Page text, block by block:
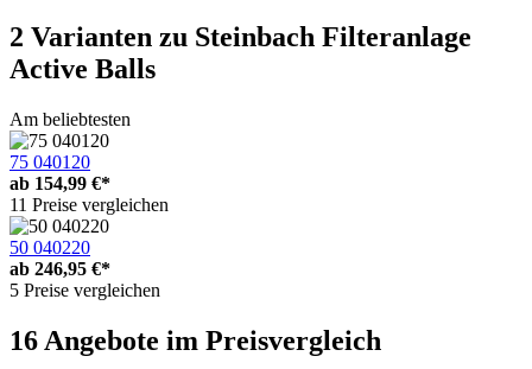
2 Varianten zu Steinbach Filteranlage
Active Balls
Am beliebtesten
75 040120
ab 154,99 €*
11 Preise vergleichen
50 040220
ab 246,95 €*
5 Preise vergleichen
16 Angebote im Preisvergleich